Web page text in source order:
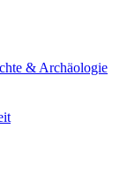
& Archäologie